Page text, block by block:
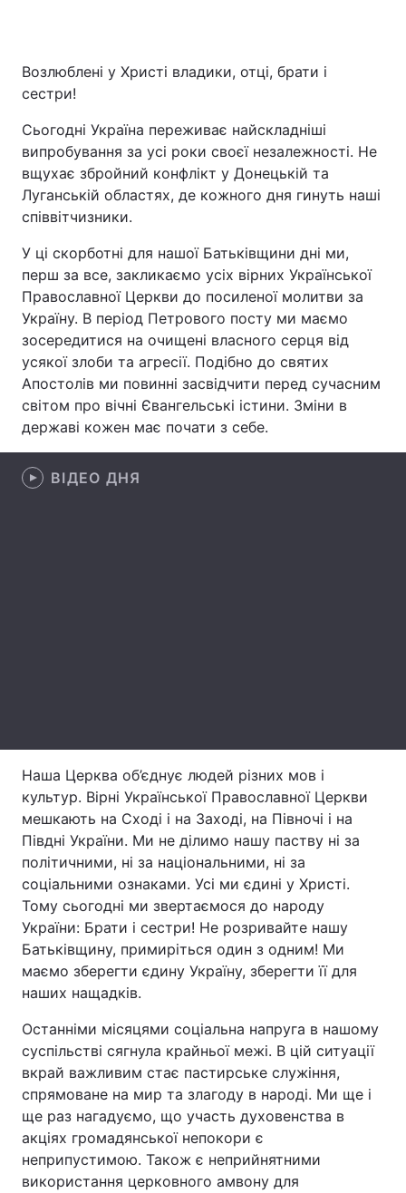
Головна Війна
Політика
Економіка Світ
Спорт Наука
Техно і зв'язок
Відео з Youtube Статті
Інтерв'ю Думки
Архів Вакансії
Контакти
Послуги
Тема оформлення
Возлюблені у Христі владики, отці, брати і
сестри!
Сьогодні Україна переживає найскладніші
випробування за усі роки своєї незалежності. Не
вщухає збройний конфлікт у Донецькій та
Луганській областях, де кожного дня гинуть наші
співвітчизники.
У ці скорботні для нашої Батьківщини дні ми,
перш за все, закликаємо усіх вірних Української
Православної Церкви до посиленої молитви за
Україну. В період Петрового посту ми маємо
зосередитися на очищені власного серця від
усякої злоби та агресії. Подібно до святих
Апостолів ми повинні засвідчити перед сучасним
світом про вічні Євангельські істини. Зміни в
державі кожен має почати з себе.
ВІДЕО ДНЯ
Наша Церква об’єднує людей різних мов і
культур. Вірні Української Православної Церкви
мешкають на Сході і на Заході, на Півночі і на
Півдні України. Ми не ділимо нашу паству ні за
політичними, ні за національними, ні за
соціальними ознаками. Усі ми єдині у Христі.
Тому сьогодні ми звертаємося до народу
України: Брати і сестри! Не розривайте нашу
Батьківщину, примиріться один з одним! Ми
маємо зберегти єдину Україну, зберегти її для
наших нащадків.
Останніми місяцями соціальна напруга в нашому
суспільстві сягнула крайньої межі. В цій ситуації
вкрай важливим стає пастирське служіння,
спрямоване на мир та злагоду в народі. Ми ще і
ще раз нагадуємо, що участь духовенства в
акціях громадянської непокори є
неприпустимою. Також є неприйнятними
використання церковного амвону для